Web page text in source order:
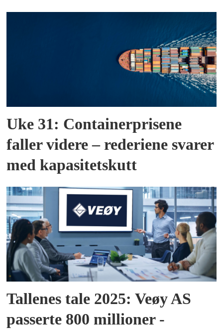
Uke 31: Containerprisene
faller videre – rederiene svarer
med kapasitetskutt
Tallenes tale 2025: Veøy AS
passerte 800 millioner -